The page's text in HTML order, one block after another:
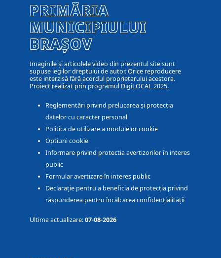
PRIMĂRIA
MUNICIPIULUI
BRAȘOV
Imaginile și articolele video din prezentul site sunt
supuse legilor dreptului de autor. Orice reproducere
este interzisă fără acordul proprietarului acestora.
Proiect realizat prin programul DigiLOCAL 2025.
Reglementări privind prelucarea și protecția
datelor cu caracter personal
Politica de utilizare a modulelor cookie
Optiuni cookie
Informare privind protectia avertizorilor în interes
public
Formular avertizare în interes public
Declarație pentru a beneficia de protecția privind
răspunderea pentru încălcarea confidențialității
Ultima actualizare:07-08-2026